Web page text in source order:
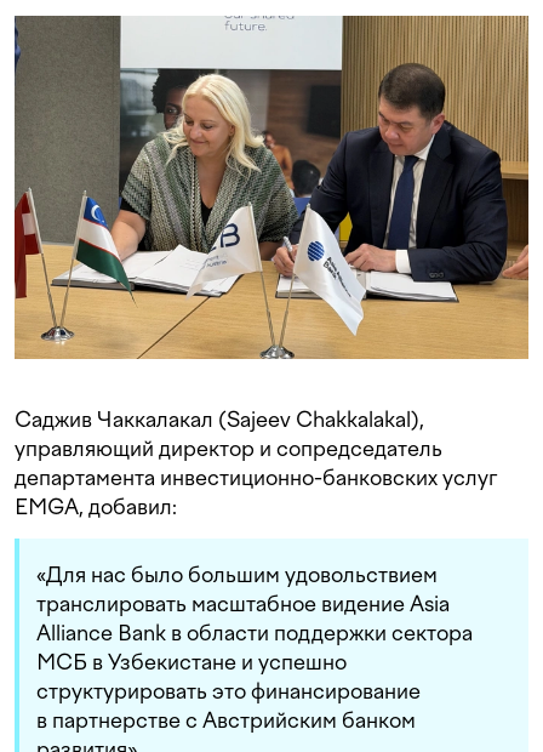
Саджив Чаккалакал (Sajeev Chakkalakal),
управляющий директор и сопредседатель
департамента инвестиционно-банковских услуг
EMGA, добавил:
«Для нас было большим удовольствием
транслировать масштабное видение Asia
Alliance Bank в области поддержки сектора
МСБ в Узбекистане и успешно
структурировать это финансирование
в партнерстве с Австрийским банком